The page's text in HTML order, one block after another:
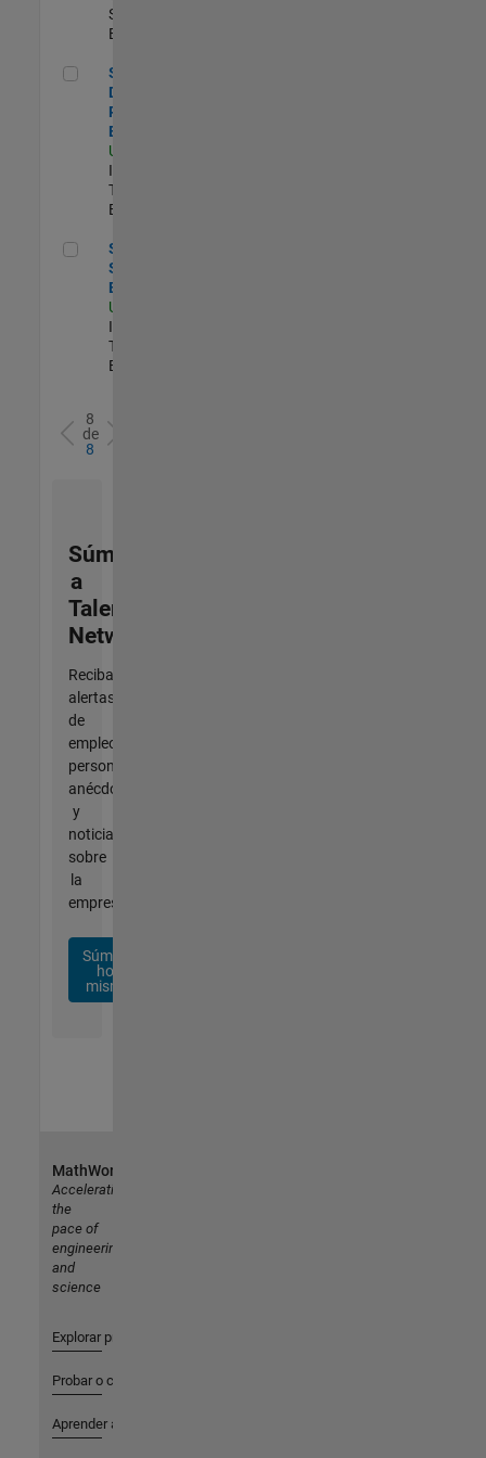
Sales |
Experimentado
Senior Database Reliability Engineer
Senior
Database
Reliability
Engineer
US-MA-Natick
Information
Technology |
Experimentado
Senior Sailpoint IAM Engineer
Senior
Sailpoint IAM
Engineer
US-MA-Natick
Information
Technology |
Experimentado
8
de
8
Súmese
a
Talent
Network
Reciba
alertas
de
empleo
personalizadas,
anécdotas
y
noticias
sobre
la
empresa.
Súmese
hoy
mismo
MathWorks
Accelerating
the
pace of
engineering
and
science
Explorar productos
Probar o comprar
Aprender a utilizar